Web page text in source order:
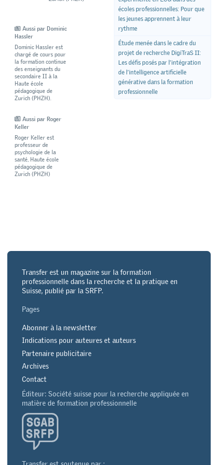
Aussi par Dominic
Hassler
Dominic Hassler est
chargé de cours pour
la formation continue
des enseignants du
secondaire II à la
Haute école
pédagogique de
Zurich (PHZH).
Aussi par Roger
Keller
Roger Keller est
professeur de
psychologie de la
santé, Haute école
pédagogique de
Zurich (PHZH)
écoles professionnelles: Pour que
les jeunes apprennent à leur
rythme
Étude menée dans le cadre du
projet de recherche DigiTraS II:
Les défis posés par l’intégration
de l’intelligence artificielle
générative dans la formation
professionnelle
Transfer est un magazine sur la formation
professionnelle dans la recherche et la pratique en
Suisse, publié par la SRFP.
Pages
Abonner à la newsletter
Indications pour auteures et auteurs
Partenaire publicitaire
Archives
Contact
Éditeur: Société suisse pour la recherche appliquée en
matière de formation professionnelle